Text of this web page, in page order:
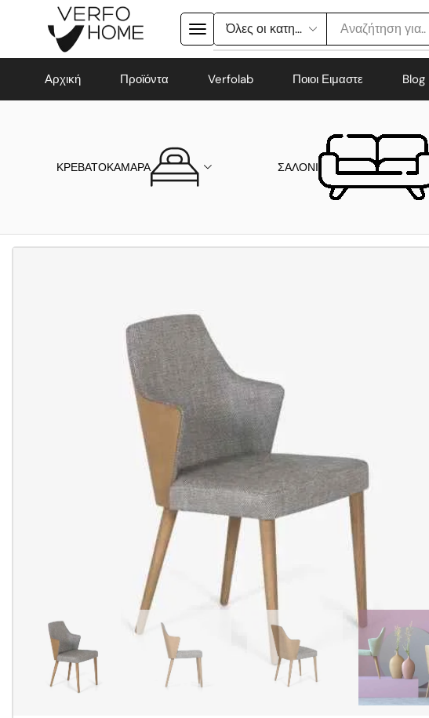
Αναζήτηση για..
Αρχική Προϊόντα Verfolab Ποιοι Ειμαστε Blog
ΚΡΕΒΑΤΟΚΑΜΑΡΑ ΣΑΛΟΝΙ